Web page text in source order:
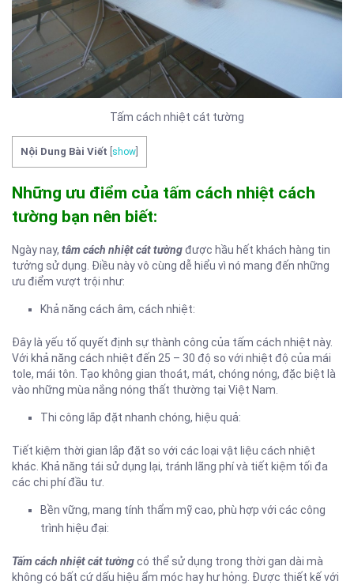
Tấm cách nhiệt cát tường
Nội Dung Bài Viết show
Những ưu điểm của tấm cách nhiệt cách
tường bạn nên biết:
Ngày nay, tâm cách nhiệt cát tườngđược hầu hết khách hàng tin
tưởng sử dụng. Điều này vô cùng dễ hiểu vì nó mang đến những
ưu điểm vượt trội như:
Khả năng cách âm, cách nhiệt:
Đây là yếu tố quyết định sự thành công của tấm cách nhiệt này.
Với khả năng cách nhiệt đến 25 – 30 độ so với nhiệt độ của mái
tole, mái tôn. Tạo không gian thoát, mát, chóng nóng, đặc biệt là
vào những mùa nắng nóng thất thường tại Việt Nam.
Thi công lắp đặt nhanh chóng, hiệu quả:
Tiết kiệm thời gian lắp đặt so với các loại vật liệu cách nhiệt
khác. Khả năng tái sử dụng lại, tránh lãng phí và tiết kiệm tối đa
các chi phí đầu tư.
Bền vững, mang tính thẩm mỹ cao, phù hợp với các công
trình hiệu đại:
Tấm cách nhiệt cát tườngcó thể sử dụng trong thời gan dài mà
không có bất cứ dấu hiệu ẩm móc hay hư hỏng. Được thiết kế với